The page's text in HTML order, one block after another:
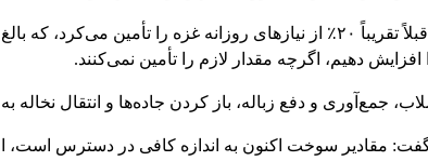
جمع‌آوری و دفع زباله، باز کردن جاده‌ها و انتقال
مقادیر سوخت اکنون به اندازه کافی در دسترس است،